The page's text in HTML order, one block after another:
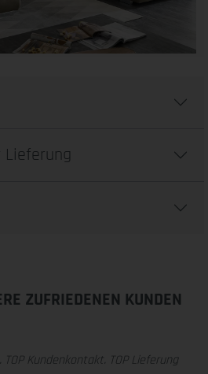
ZUFRIEDENEN KUNDEN
TOP Kundenkontakt. TOP Lieferung